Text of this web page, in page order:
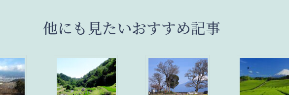
他にも見たいおすすめ記事